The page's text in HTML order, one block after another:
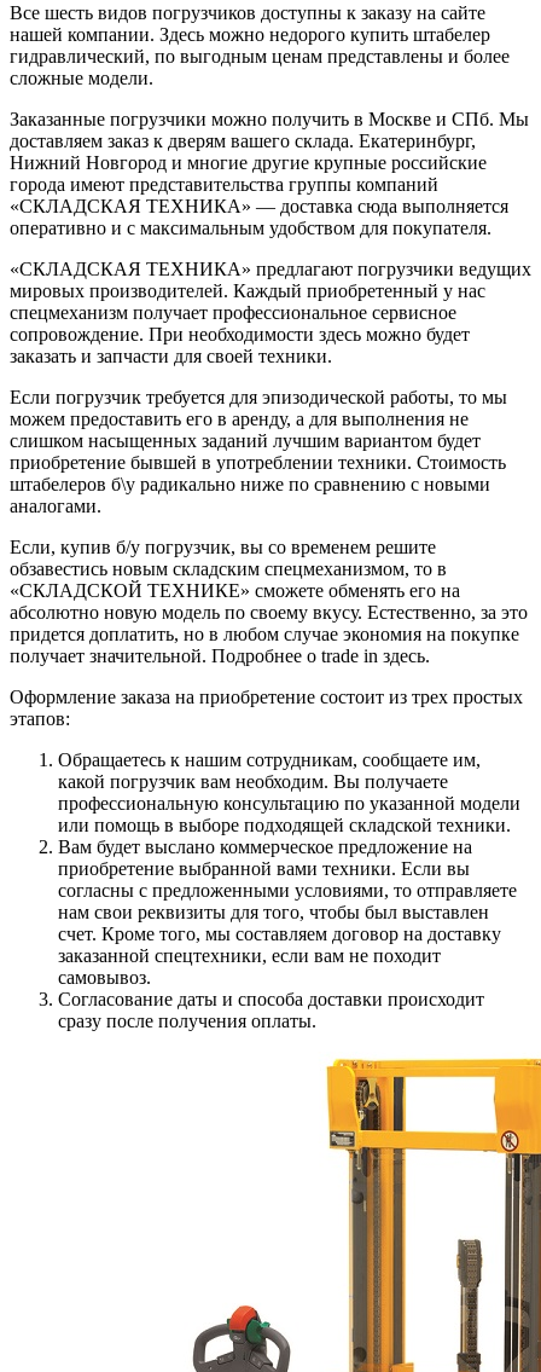
Все шесть видов погрузчиков доступны к заказу на сайте
нашей компании. Здесь можно недорого купить штабелер
гидравлический, по выгодным ценам представлены и более
сложные модели.
Заказанные погрузчики можно получить в Москве и СПб. Мы
доставляем заказ к дверям вашего склада. Екатеринбург,
Нижний Новгород и многие другие крупные российские
города имеют представительства группы компаний
«СКЛАДСКАЯ ТЕХНИКА» — доставка сюда выполняется
оперативно и с максимальным удобством для покупателя.
«СКЛАДСКАЯ ТЕХНИКА» предлагают погрузчики ведущих
мировых производителей. Каждый приобретенный у нас
спецмеханизм получает профессиональное сервисное
сопровождение. При необходимости здесь можно будет
заказать и запчасти для своей техники.
Если погрузчик требуется для эпизодической работы, то мы
можем предоставить его в аренду, а для выполнения не
слишком насыщенных заданий лучшим вариантом будет
приобретение бывшей в употреблении техники. Стоимость
штабелеров б\у радикально ниже по сравнению с новыми
аналогами.
Если, купив б/у погрузчик, вы со временем решите
обзавестись новым складским спецмеханизмом, то в
«СКЛАДСКОЙ ТЕХНИКЕ» сможете обменять его на
абсолютно новую модель по своему вкусу. Естественно, за это
придется доплатить, но в любом случае экономия на покупке
получает значительной. Подробнее о trade in здесь.
Оформление заказа на приобретение состоит из трех простых
этапов:
Обращаетесь к нашим сотрудникам, сообщаете им,
какой погрузчик вам необходим. Вы получаете
профессиональную консультацию по указанной модели
или помощь в выборе подходящей складской техники.
Вам будет выслано коммерческое предложение на
приобретение выбранной вами техники. Если вы
согласны с предложенными условиями, то отправляете
нам свои реквизиты для того, чтобы был выставлен
счет. Кроме того, мы составляем договор на доставку
заказанной спецтехники, если вам не походит
самовывоз.
Согласование даты и способа доставки происходит
сразу после получения оплаты.